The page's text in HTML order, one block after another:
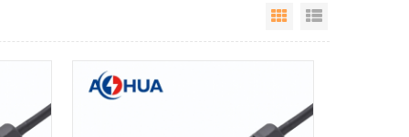
Grid View